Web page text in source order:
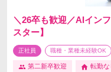
＼26卒も歓迎／AIイン
スター】
正社員 職種・業種未経験OK
第二新卒歓迎 転勤な